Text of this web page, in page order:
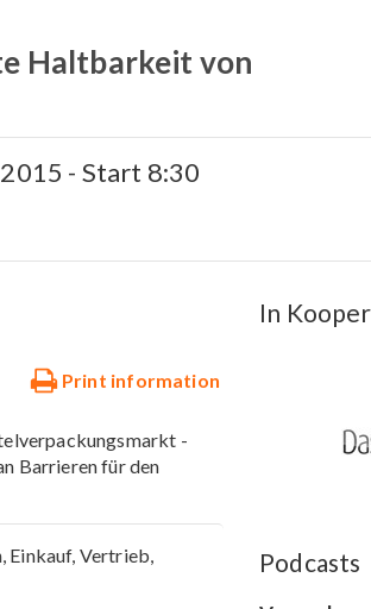
Haltbarkeit von
- Start 8:30
Print information
-
Barrieren für den
Einkauf, Vertrieb,
In
Podcasts